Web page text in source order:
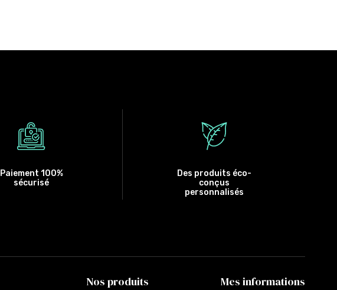
Paiement 100%
sécurisé
Des produits éco-
conçus
personnalisés
Nos produits Mes informations